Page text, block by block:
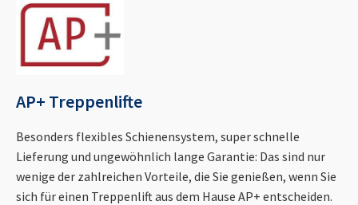
AP+ Treppenlifte
Besonders flexibles Schienensystem, super schnelle
Lieferung und ungewöhnlich lange Garantie: Das sind nur
wenige der zahlreichen Vorteile, die Sie genießen, wenn Sie
sich für einen Treppenlift aus dem Hause AP+ entscheiden.